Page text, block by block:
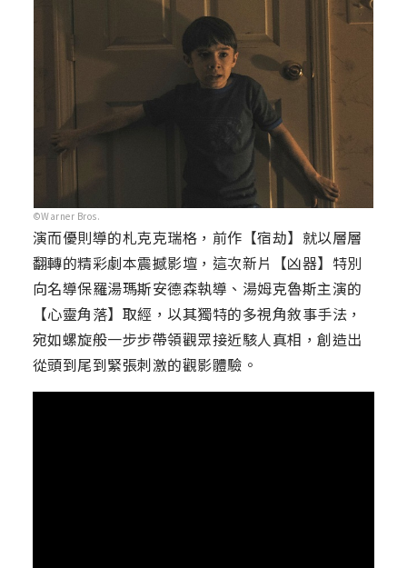
©Warner Bros.
演而優則導的札克克瑞格，前作【宿劫】就以層層
翻轉的精彩劇本震撼影壇，這次新片【凶器】特別
向名導保羅湯瑪斯安德森執導、湯姆克魯斯主演的
【心靈角落】取經，以其獨特的多視角敘事手法，
宛如螺旋般一步步帶領觀眾接近駭人真相，創造出
從頭到尾到緊張刺激的觀影體驗。